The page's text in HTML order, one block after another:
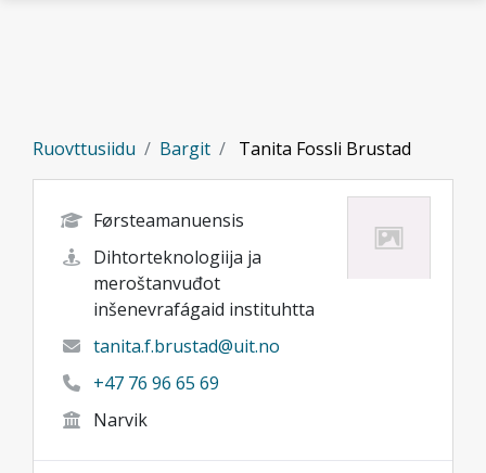
Ruovttusiidu Bargit Tanita Fossli Brustad
Førsteamanuensis
Dihtorteknologiija ja
meroštanvuđot
inšenevrafágaid instituhtta
tanita.f.brustad@uit.no
+47 76 96 65 69
Narvik